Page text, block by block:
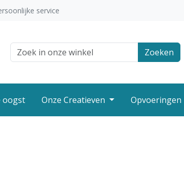
service
Zoek veld Zoeken
oogst Onze Creatieven Opvoeringen